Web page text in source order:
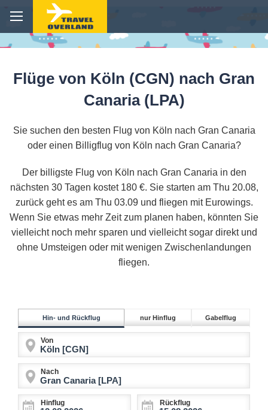
Flüge von Köln (CGN) nach Gran
Canaria (LPA)
Sie suchen den besten Flug von Köln nach Gran Canaria
oder einen Billigflug von Köln nach Gran Canaria?
Der billigste Flug von Köln nach Gran Canaria in den
nächsten 30 Tagen kostet 180 €. Sie starten am Thu 20.08,
zurück geht es am Thu 03.09 und fliegen mit Eurowings.
Wenn Sie etwas mehr Zeit zum planen haben, könnten Sie
vielleicht noch mehr sparen und vielleicht sogar direkt und
ohne Umsteigen oder mit wenigen Zwischenlandungen
fliegen.
Hin- und Rückflug nur Hinflug Gabelflug
Von
Nach
Hinflug Rückflug